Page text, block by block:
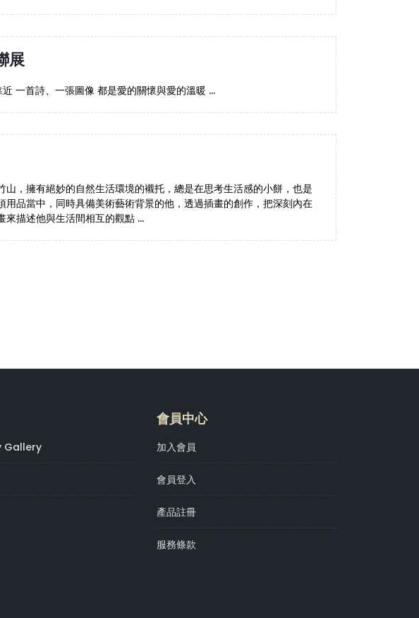
展
一首詩、一張圖像 都是愛的關懷與愛的溫暖 ...
，擁有絕妙的自然生活環境的襯托，總是在思考生活感的小餅，也是
品當中，同時具備美術藝術背景的他，透過插畫的創作，把深刻內在
描述他與生活間相互的觀點 ...
Gallery
會員中心
加入會員
會員登入
產品註冊
服務條款